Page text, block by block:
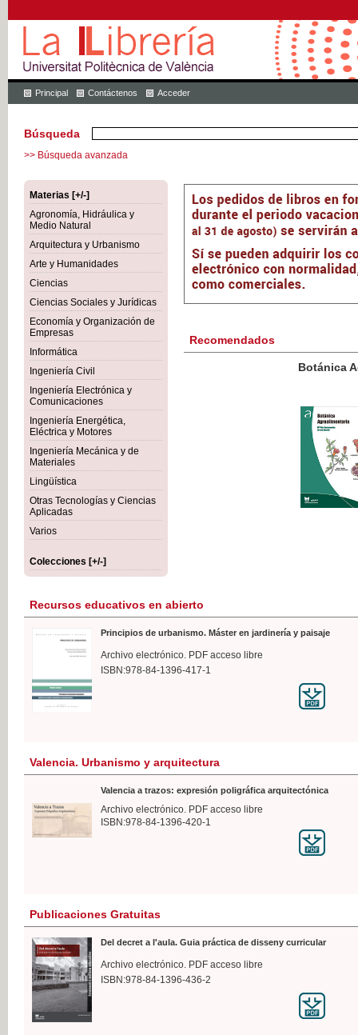
Principal Contáctenos Acceder
Búsqueda
>> Búsqueda avanzada
Materias [+/-]
Agronomía, Hidráulica y
Medio Natural
Arquitectura y Urbanismo
Arte y Humanidades
Ciencias
Ciencias Sociales y Jurídicas
Economía y Organización de
Empresas
Informática
Ingeniería Civil
Ingeniería Electrónica y
Comunicaciones
Ingeniería Energética,
Eléctrica y Motores
Ingeniería Mecánica y de
Materiales
Lingüística
Otras Tecnologías y Ciencias
Aplicadas
Varios
Colecciones [+/-]
Recomendados
Botánica Agroalimentaria
IVA
Recursos educativos en abierto
Principios de urbanismo. Máster en jardinería y paisaje
Archivo electrónico. PDF acceso libre
ISBN:978-84-1396-417-1
Valencia. Urbanismo y arquitectura
Valencia a trazos: expresión poligráfica arquitectónica
Archivo electrónico. PDF acceso libre
ISBN:978-84-1396-420-1
Publicaciones Gratuitas
Del decret a l'aula. Guia práctica de disseny curricular
Archivo electrónico. PDF acceso libre
ISBN:978-84-1396-436-2